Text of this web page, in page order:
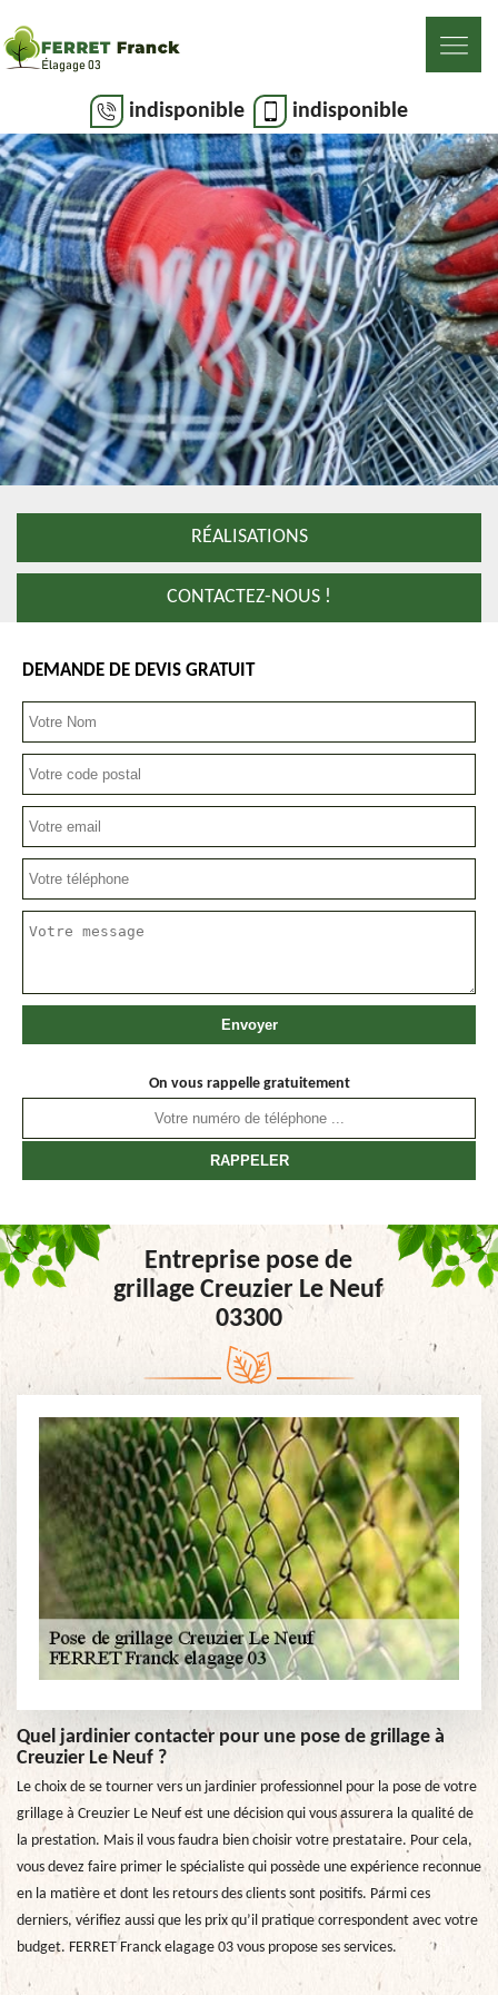
indisponible indisponible
RÉALISATIONS
CONTACTEZ-NOUS !
DEMANDE DE DEVIS GRATUIT
On vous rappelle gratuitement
Entreprise pose de
grillage Creuzier Le Neuf
03300
Quel jardinier contacter pour une pose de grillage à
Creuzier Le Neuf ?
Le choix de se tourner vers un jardinier professionnel pour la pose de votre
grillage à Creuzier Le Neuf est une décision qui vous assurera la qualité de
la prestation. Mais il vous faudra bien choisir votre prestataire. Pour cela,
vous devez faire primer le spécialiste qui possède une expérience reconnue
en la matière et dont les retours des clients sont positifs. Parmi ces
derniers, vérifiez aussi que les prix qu’il pratique correspondent avec votre
budget. FERRET Franck elagage 03 vous propose ses services.